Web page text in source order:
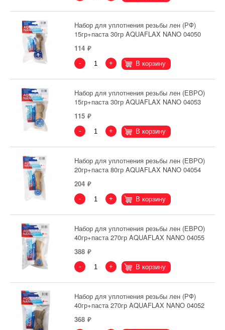
Набор для уплотнения резьбы лен (РФ)
15гр+паста 30гр AQUAFLAX NANO 04050
114
- + В корзину
Набор для уплотнения резьбы лен (ЕВРО)
15гр+паста 30гр AQUAFLAX NANO 04053
115
- + В корзину
Набор для уплотнения резьбы лен (ЕВРО)
20гр+паста 80гр AQUAFLAX NANO 04054
204
- + В корзину
Набор для уплотнения резьбы лен (ЕВРО)
40гр+паста 270гр AQUAFLAX NANO 04055
388
- + В корзину
Набор для уплотнения резьбы лен (РФ)
40гр+паста 270гр AQUAFLAX NANO 04052
368